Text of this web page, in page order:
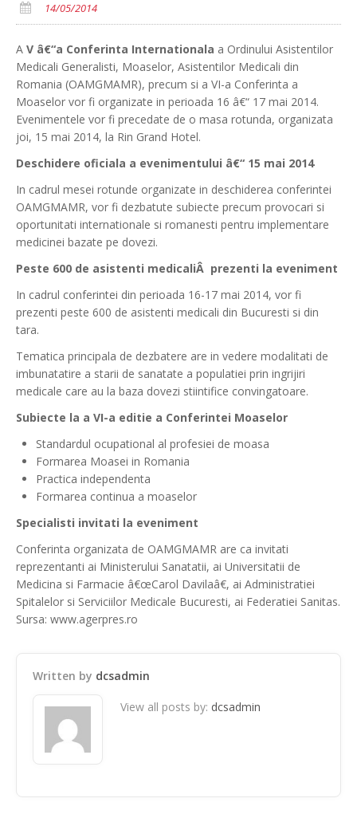
14/05/2014
A V â€“a Conferinta Internationala a Ordinului Asistentilor
Medicali Generalisti, Moaselor, Asistentilor Medicali din
Romania (OAMGMAMR), precum si a VI-a Conferinta a
Moaselor vor fi organizate in perioada 16 â€“ 17 mai 2014.
Evenimentele vor fi precedate de o masa rotunda, organizata
joi, 15 mai 2014, la Rin Grand Hotel.
Deschidere oficiala a evenimentului â€“ 15 mai 2014
In cadrul mesei rotunde organizate in deschiderea conferintei
OAMGMAMR, vor fi dezbatute subiecte precum provocari si
oportunitati internationale si romanesti pentru implementare
medicinei bazate pe dovezi.
Peste 600 de asistenti medicaliÂ prezenti la eveniment
In cadrul conferintei din perioada 16-17 mai 2014, vor fi
prezenti peste 600 de asistenti medicali din Bucuresti si din
tara.
Tematica principala de dezbatere are in vedere modalitati de
imbunatatire a starii de sanatate a populatiei prin ingrijiri
medicale care au la baza dovezi stiintifice convingatoare.
Subiecte la a VI-a editie a Conferintei Moaselor
Standardul ocupational al profesiei de moasa
Formarea Moasei in Romania
Practica independenta
Formarea continua a moaselor
Specialisti invitati la eveniment
Conferinta organizata de OAMGMAMR are ca invitati
reprezentanti ai Ministerului Sanatatii, ai Universitatii de
Medicina si Farmacie â€œCarol Davilaâ€, ai Administratiei
Spitalelor si Serviciilor Medicale Bucuresti, ai Federatiei Sanitas.
Sursa: www.agerpres.ro
Written by dcsadmin
View all posts by: dcsadmin